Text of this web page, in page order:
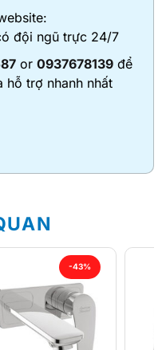
đội ngũ trực 24/7
or 0937678139 để
hỗ trợ nhanh nhất
-43%